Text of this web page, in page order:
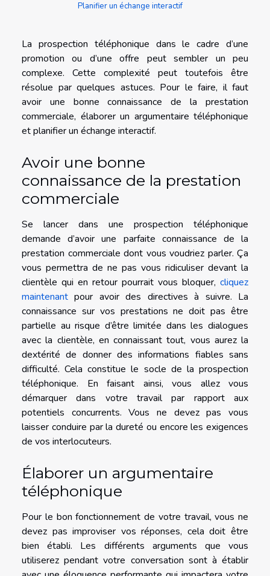
Planifier un échange interactif
La prospection téléphonique dans le cadre d’une
promotion ou d’une offre peut sembler un peu
complexe. Cette complexité peut toutefois être
résolue par quelques astuces. Pour le faire, il faut
avoir une bonne connaissance de la prestation
commerciale, élaborer un argumentaire téléphonique
et planifier un échange interactif.
Avoir une bonne
connaissance de la prestation
commerciale
Se lancer dans une prospection téléphonique
demande d’avoir une parfaite connaissance de la
prestation commerciale dont vous voudriez parler. Ça
vous permettra de ne pas vous ridiculiser devant la
clientèle qui en retour pourrait vous bloquer, cliquez
maintenant pour avoir des directives à suivre. La
connaissance sur vos prestations ne doit pas être
partielle au risque d’être limitée dans les dialogues
avec la clientèle, en connaissant tout, vous aurez la
dextérité de donner des informations fiables sans
difficulté. Cela constitue le socle de la prospection
téléphonique. En faisant ainsi, vous allez vous
démarquer dans votre travail par rapport aux
potentiels concurrents. Vous ne devez pas vous
laisser conduire par la dureté ou encore les exigences
de vos interlocuteurs.
Élaborer un argumentaire
téléphonique
Pour le bon fonctionnement de votre travail, vous ne
devez pas improviser vos réponses, cela doit être
bien établi. Les différents arguments que vous
utiliserez pendant votre conversation sont à établir